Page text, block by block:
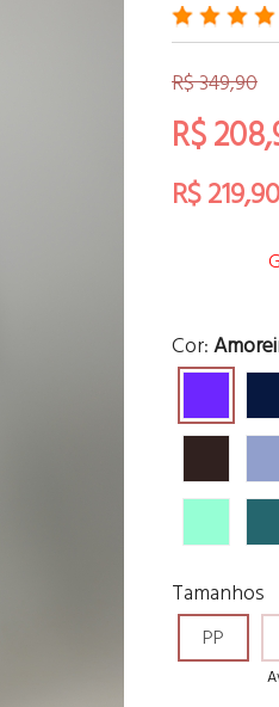
R$ 349,90
R$
R$ 219,90
Cor:
Tamanhos
PP